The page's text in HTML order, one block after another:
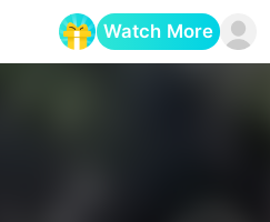
Watch More